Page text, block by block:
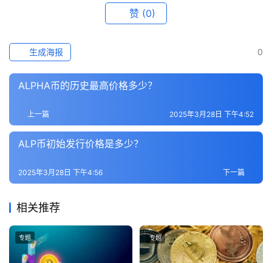
赞 (0)
0
生成海报
ALPHA币的历史最高价格多少？
上一篇 2025年3月28日 下午4:52
ALP币初始发行价格是多少？
下一篇
2025年3月28日 下午4:56
相关推荐
专题 专题